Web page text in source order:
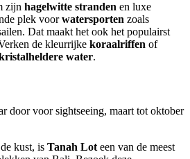
zijn hagelwitte stranden en luxe
plek voorwatersporten zoals
Dat maakt het ook het populairst
de kleurrijke koraalriffen of
water.
door voor sightseeing, maart tot oktober
kust, is Tanah Lot een van de meest